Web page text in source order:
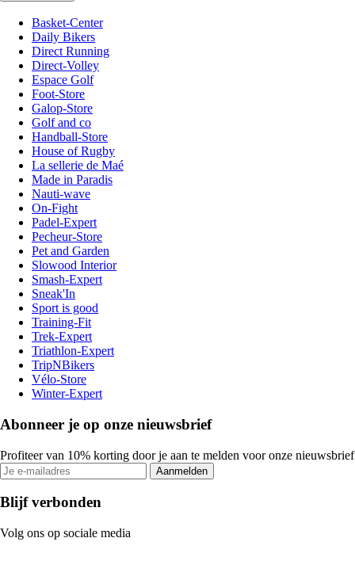
Basket-Center
Daily Bikers
Direct Running
Direct-Volley
Espace Golf
Foot-Store
Galop-Store
Golf and co
Handball-Store
House of Rugby
La sellerie de Maé
Made in Paradis
Nauti-wave
On-Fight
Padel-Expert
Pecheur-Store
Pet and Garden
Slowood Interior
Smash-Expert
Sneak'In
Sport is good
Training-Fit
Trek-Expert
Triathlon-Expert
TripNBikers
Vélo-Store
Winter-Expert
Abonneer je op onze nieuwsbrief
Profiteer van 10% korting door je aan te melden voor onze nieuwsbrief
Aanmelden
Blijf verbonden
Volg ons op sociale media